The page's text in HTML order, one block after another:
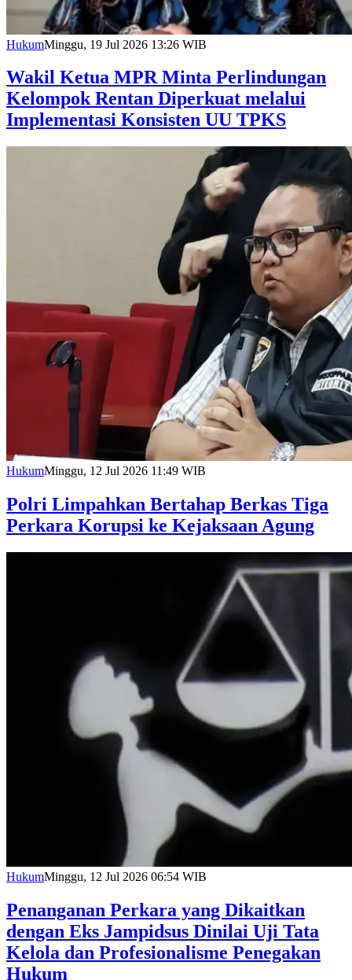
HukumMinggu, 19 Jul 2026 13:26 WIB
Wakil Ketua MPR Minta Perlindungan
Kelompok Rentan Diperkuat melalui
Implementasi Konsisten UU TPKS
HukumMinggu, 12 Jul 2026 11:49 WIB
Polri Limpahkan Bertahap Berkas Tiga
Perkara Korupsi ke Kejaksaan Agung
HukumMinggu, 12 Jul 2026 06:54 WIB
Penanganan Perkara yang Dikaitkan
dengan Eks Jampidsus Dinilai Uji Tata
Kelola dan Profesionalisme Penegakan
Hukum